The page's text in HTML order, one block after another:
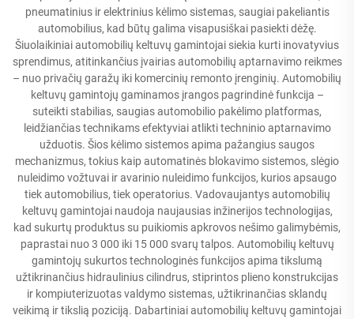
pneumatinius ir elektrinius kėlimo sistemas, saugiai pakeliantis
automobilius, kad būtų galima visapusiškai pasiekti dėžę.
Šiuolaikiniai automobilių keltuvų gamintojai siekia kurti inovatyvius
sprendimus, atitinkančius įvairias automobilių aptarnavimo reikmes
– nuo privačių garažų iki komercinių remonto įrenginių. Automobilių
keltuvų gamintojų gaminamos įrangos pagrindinė funkcija –
suteikti stabilias, saugias automobilio pakėlimo platformas,
leidžiančias technikams efektyviai atlikti techninio aptarnavimo
užduotis. Šios kėlimo sistemos apima pažangius saugos
mechanizmus, tokius kaip automatinės blokavimo sistemos, slėgio
nuleidimo vožtuvai ir avarinio nuleidimo funkcijos, kurios apsaugo
tiek automobilius, tiek operatorius. Vadovaujantys automobilių
keltuvų gamintojai naudoja naujausias inžinerijos technologijas,
kad sukurtų produktus su puikiomis apkrovos nešimo galimybėmis,
paprastai nuo 3 000 iki 15 000 svarų talpos. Automobilių keltuvų
gamintojų sukurtos technologinės funkcijos apima tikslumą
užtikrinančius hidraulinius cilindrus, stiprintos plieno konstrukcijas
ir kompiuterizuotas valdymo sistemas, užtikrinančias sklandų
veikimą ir tikslią poziciją. Dabartiniai automobilių keltuvų gamintojai